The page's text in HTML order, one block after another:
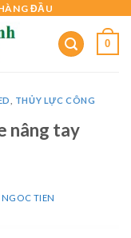
ĐẦU
0
THỦY LỰC CÔNG
nâng tay
NGOC TIEN